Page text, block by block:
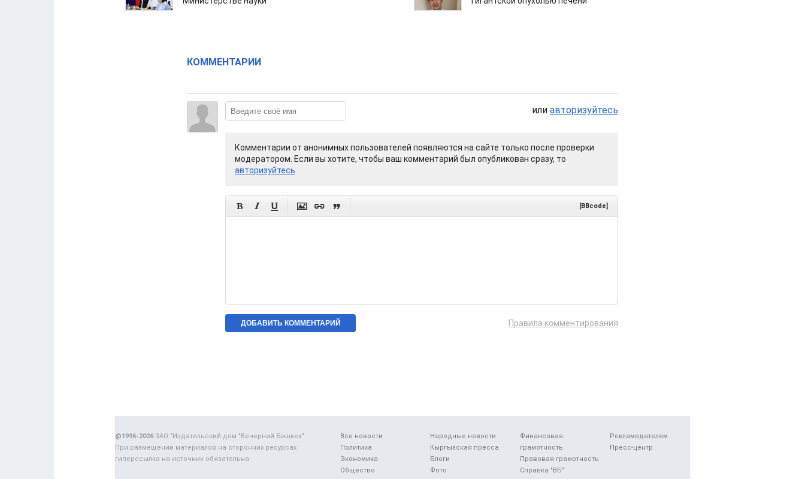
КОММЕНТАРИИ
или авторизуйтесь
Комментарии от анонимных пользователей появляются на сайте только после проверки
модератором. Если вы хотите, чтобы ваш комментарий был опубликован сразу, то
авторизуйтесь
      [BBcode]
Правила комментирования
Все новости
Политика
Экономика
Общество
Народные новости
Кыргызская пресса
Блоги
Фото
Финансовая
грамотность
Правовая грамотность
Справка "ВБ"
Рекламодателям
Пресс-центр
@1996-2026ЗАО "Издательский дом "Вечерний Бишкек"
При размещении материалов на сторонних ресурсах
гиперссылка на источник обязательна.